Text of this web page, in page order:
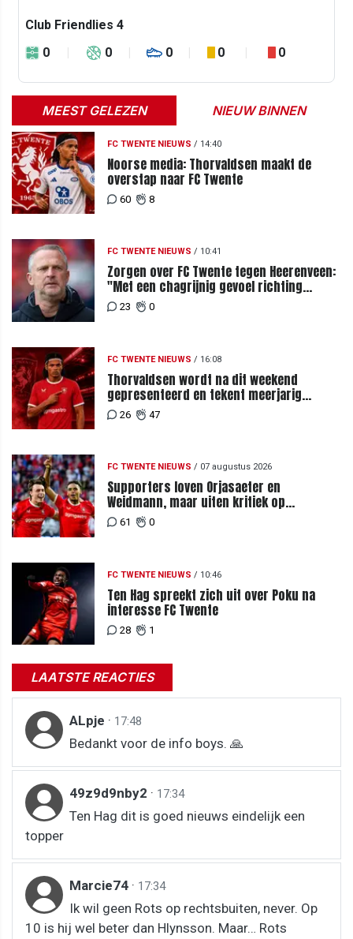
Club Friendlies 4
0
0 0 0 0
MEEST GELEZEN NIEUW BINNEN
FC TWENTE NIEUWS / 14:40
Noorse media: Thorvaldsen maakt de
overstap naar FC Twente
60 8
FC TWENTE NIEUWS / 10:41
Zorgen over FC Twente tegen Heerenveen:
"Met een chagrijnig gevoel richting
Slowakije"
23 0
FC TWENTE NIEUWS / 16:08
Thorvaldsen wordt na dit weekend
gepresenteerd en tekent meerjarig
contract bij FC Twente
26 47
FC TWENTE NIEUWS / 07 augustus 2026
Supporters loven Orjasaeter en
Weidmann, maar uiten kritiek op
Weghorst na ruime zege op FC DAC
61 0
FC TWENTE NIEUWS / 10:46
Ten Hag spreekt zich uit over Poku na
interesse FC Twente
28 1
LAATSTE REACTIES
ALpje · 17:48
Bedankt voor de info boys. 🙏
49z9d9nby2 · 17:34
Ten Hag dit is goed nieuws eindelijk een
topper
Marcie74 · 17:34
Ik wil geen Rots op rechtsbuiten, never. Op
10 is hij wel beter dan Hlynsson. Maar… Rots